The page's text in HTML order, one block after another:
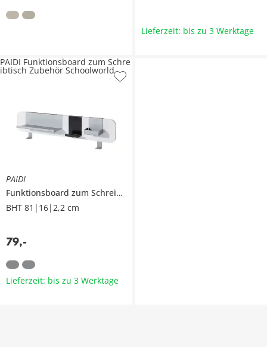
Lieferzeit: bis zu 3 Werktage
PAIDI
Funktionsboard zum Schreibtisch
BHT 81|16|2,2 cm
79,-
PAIDI Funktionsboard zum Schre
ibtisch Zubehör Schoolworld
Lieferzeit: bis zu 3 Werktage